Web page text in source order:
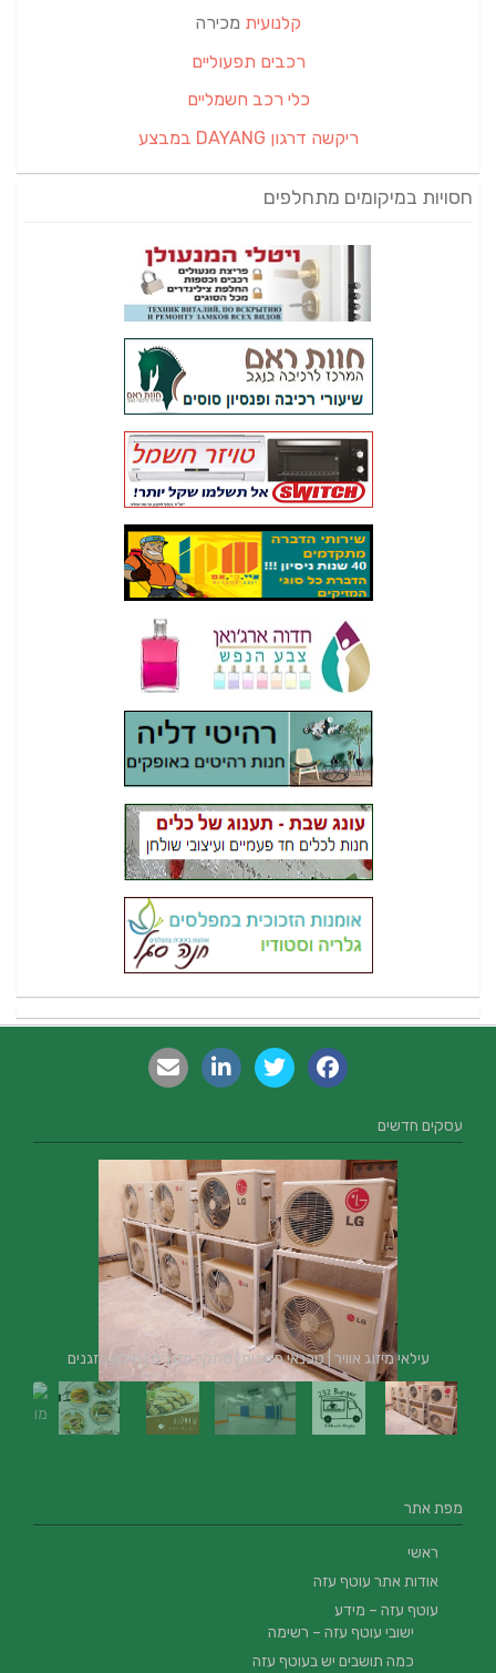
קלנועית מכירה
רכבים תפעוליים
כלי רכב חשמליים
ריקשה דרגון DAYANG במבצע
חסויות במיקומים מתחלפים
עסקים חדשים
עילאי מיזוג אוויר | טכנאי מזגנים | מתקין מזגנים | תיקון מזגנים
מפת אתר
ראשי
אודות אתר עוטף עזה
עוטף עזה – מידע
ישובי עוטף עזה – רשימה
כמה תושבים יש בעוטף עזה